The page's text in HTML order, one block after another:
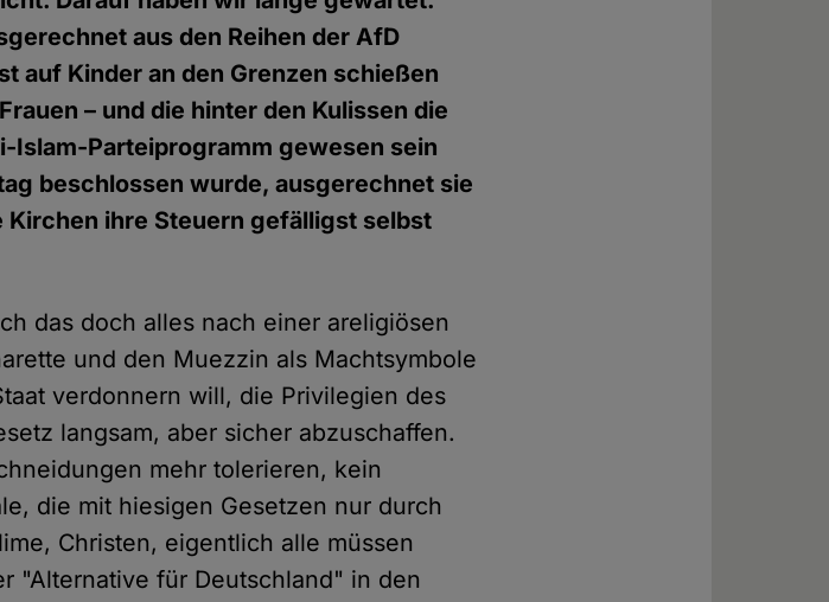
aus den Reihen der AfD
auf Kinder an den Grenzen schießen
– und die hinter den Kulissen die
Parteiprogramm gewesen sein
beschlossen wurde, ausgerechnet sie
ihre Steuern gefälligst selbst
das doch alles nach einer areligiösen
und den Muezzin als Machtsymbole
verdonnern will, die Privilegien des
langsam, aber sicher abzuschaffen.
mehr tolerieren, kein
die mit hiesigen Gesetzen nur durch
Christen, eigentlich alle müssen
"Alternative für Deutschland" in den